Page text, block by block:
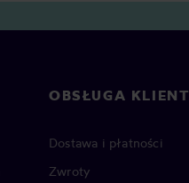
OBSŁUGA
Dostawa i płatności
Zwroty